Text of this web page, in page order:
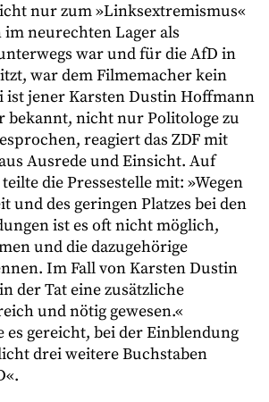
nur zum »Linksextremismus«
neurechten Lager als
war und für die AfD in
war dem Filmemacher kein
ist jener Karsten Dustin Hoffmann
bekannt, nicht nur Politologe zu
reagiert das ZDF mit
Ausrede und Einsicht. Auf
die Pressestelle mit: »Wegen
und des geringen Platzes bei den
ist es oft nicht möglich,
und die dazugehörige
Im Fall von Karsten Dustin
der Tat eine zusätzliche
und nötig gewesen.«
es gereicht, bei der Einblendung
drei weitere Buchstaben